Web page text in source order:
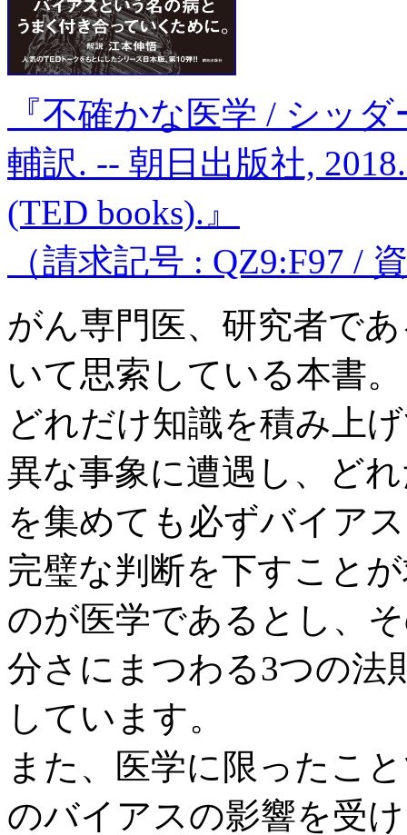
『不確かな医学 / シッ
輔訳. -- 朝日出版社,
(TED books).』
（請求記号 : QZ9:F97 /
がん専門医、研究者で
いて思索している本書。
どれだけ知識を積み上
異な事象に遭遇し、ど
を集めても必ずバイア
完璧な判断を下すこと
のが医学であるとし、
分さにまつわる3つの法
しています。
また、医学に限ったこ
のバイアスの影響を受